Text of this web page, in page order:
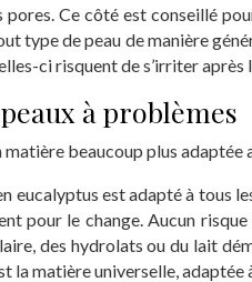
Ce côté est conseillé
type de peau de manière
ci risquent de s’irriter
à problèmes
beaucoup plus adaptée
eucalyptus est adapté à tous
pour le change. Aucun
des hydrolats ou du lait
la matière universelle,